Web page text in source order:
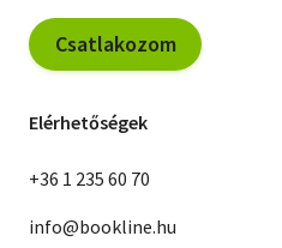
Csatlakozom
Elérhetőségek
+36 1 235 60 70
info@bookline.hu